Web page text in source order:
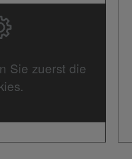
Sie zuerst die